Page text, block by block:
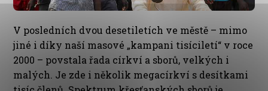
V posledních dvou desetiletích ve městě – mimo
jiné i díky naší masové „kampani tisíciletí“ v roce
2000 – povstala řada církví a sborů, velkých i
malých. Je zde i několik megacírkví s desítkami